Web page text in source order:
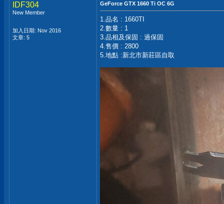
IDF304
New Member
加入日期: Nov 2016
文章: 5
GeForce GTX 1660 Ti OC 6G
1.品名 : 1660TI
2.數量 : 1
3.品相及保固 : 過保固
4.售價 : 2800
5.地點 :新北市新莊區自取